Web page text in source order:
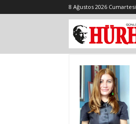
8 Ağustos 2026 Cumartesi